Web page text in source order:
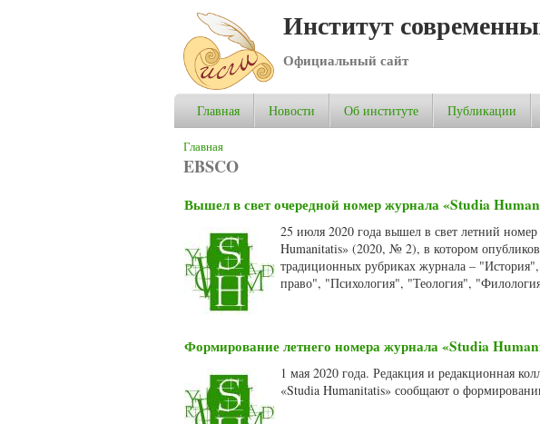
Институт
Официальный сайт
Главная Новости Об институте Публикации
Вы здесь
Главная
EBSCO
Вышел в свет очередной номер журнала «Studia
25 июля 2020 года вышел в свет летний
Humanitatis» (2020, № 2), в котором
традиционных рубриках журнала –
право", "Психология", "Теология",
Формирование летнего номера журнала «Studia
1 мая 2020 года. Редакция и редакционная
«Studia Humanitatis» сообщают о